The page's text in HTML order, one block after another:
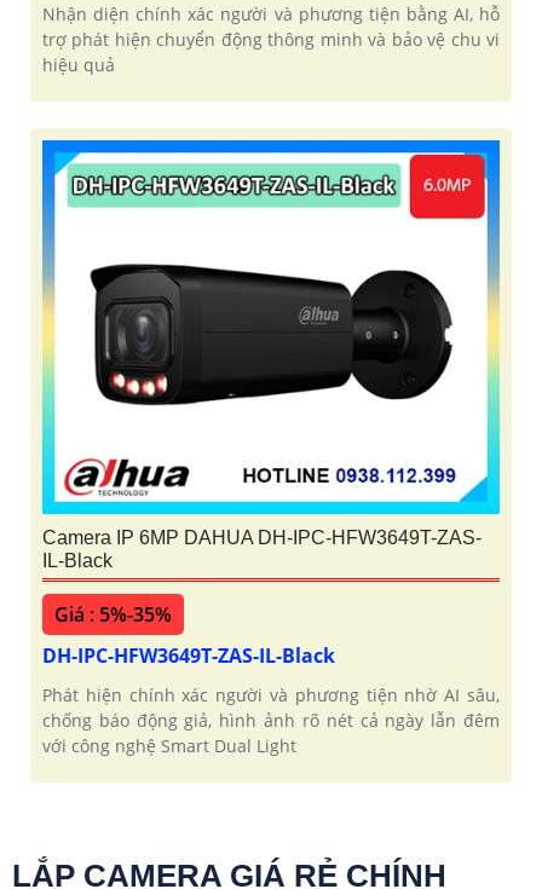
Nhận diện chính xác người và phương tiện bằng AI, hỗ
trợ phát hiện chuyển động thông minh và bảo vệ chu vi
hiệu quả
Camera IP 6MP DAHUA DH-IPC-HFW3649T-ZAS-
IL-Black
Giá : 5%-35%
DH-IPC-HFW3649T-ZAS-IL-Black
Phát hiện chính xác người và phương tiện nhờ AI sâu,
chống báo động giả, hình ảnh rõ nét cả ngày lẫn đêm
với công nghệ Smart Dual Light
LẮP CAMERA GIÁ RẺ CHÍNH